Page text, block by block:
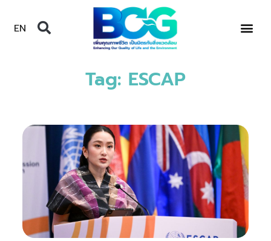
EN
Tag: ESCAP